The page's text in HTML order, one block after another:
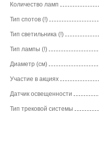
Количество ламп
Тип спотов (!)
Тип светильника (!)
Тип лампы (!)
Диаметр (см)
Участие в акциях
Датчик освещенности
Тип трековой системы